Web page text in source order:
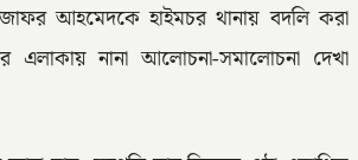
আহমেদকে হাইমচর থানায় বদলি করা
এলাকায় নানা আলোচনা-সমালোচনা দেখা